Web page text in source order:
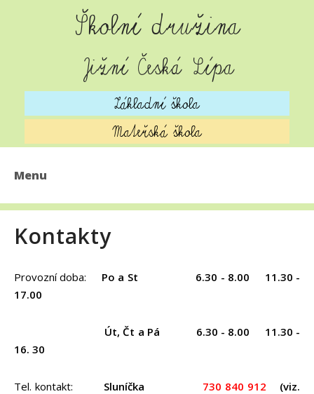
Školní družina
Jižní Česká Lípa
Základní škola
Mateřská škola
Menu
O ŠKOLNÍ DRUŽINĚ
DENNÍ PROGRAM
ŠKOLNÍ JÍDELNA
FOTOGALERIE
KONTAKTY
Kontakty
Provozní doba: Po a St
6.30 - 8.00 11.30 -
17.00
Út, Čt a Pá
6.30 - 8.00 11.30 -
16. 30
Tel. kontakt: Sluníčka 730 840 912 (viz.